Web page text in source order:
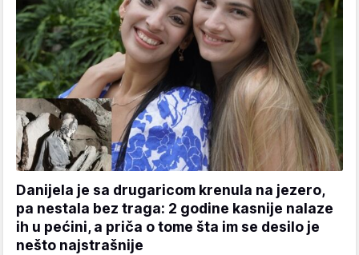
Danijela je sa drugaricom krenula na jezero,
pa nestala bez traga: 2 godine kasnije nalaze
ih u pećini, a priča o tome šta im se desilo je
nešto najstrašnije